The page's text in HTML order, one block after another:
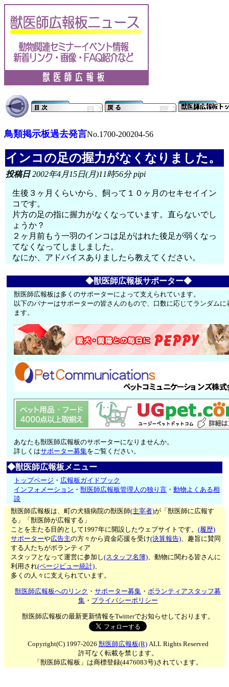
鳥類掲示板過去発言No.1700-200204-56
インコの足の握力がなくなりました。
投稿日2002年4月15日(月)11時56分 pipi
生後３ヶ月くらいから、飼って１０ヶ月のセキセイイン
コです。
片方の足の指に握力がなくなっています。直らないでし
ょうか？
２ヶ月前もう一羽のインコは足がはれた後足が弱くなっ
てなくなってしましました。
なにか、アドバイスありましたら教えてください。
◆獣医師広報板サポーター◆
獣医師広報板は多くのサポーターによって支えられています。
以下のバナーはサポーターの皆さんのもので、口数に応じてランダムに
ます。
あなたも獣医師広報板のサポーターになりませんか。
詳しくはサポーター募集をご覧ください。
◆獣医師広報板メニュー
トップページ ・ 広報板ガイドブック
インフォメーション ・獣医師広報板管理人の独り言 ・動物よくある相
談
獣医師広報板は、町の犬猫病院の獣医師(主宰者)が「獣医師に広報す
る」「獣医師が広報する」
ことを主たる目的として1997年に開設したウェブサイトです。(履歴)
サポーターや広告主の方々から資金応援を受け(決算報告)、趣旨に賛同
する人たちがボランティア
スタッフとなって運営に参加し(スタッフ名簿)、動物に関わる皆さんに
利用され(ページビュー統計)、
多くの人々に支えられています。
獣医師広報板へのリンク ・サポーター募集 ・ボランティアスタッフ募
集・ プライバシーポリシー
獣医師広報板の最新更新情報をTwitterでお知らせしております。
Copyright(C) 1997-2026 獣医師広報板(R)ALL Rights Reserved
許可なく転載を禁じます。
「獣医師広報板」は商標登録(4476083号)されています。